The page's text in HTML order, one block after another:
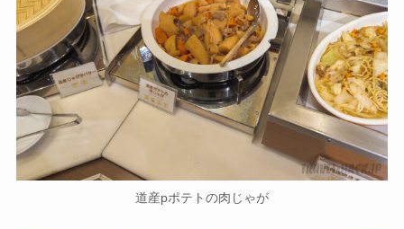
道産pポテトの肉じゃが